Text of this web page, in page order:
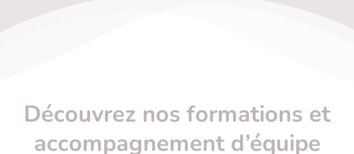
Découvrez nos formations et
accompagnement d’équipe